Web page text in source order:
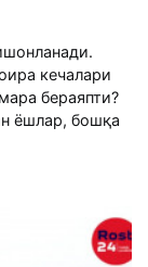
кечалари
бераяпти?
ёшлар, бошқа